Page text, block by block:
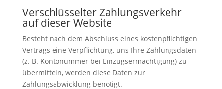
Verschlüsselter Zahlungsverkehr
auf dieser Website
Besteht nach dem Abschluss eines kostenpflichtigen
Vertrags eine Verpflichtung, uns Ihre Zahlungsdaten
(z. B. Kontonummer bei Einzugsermächtigung) zu
übermitteln, werden diese Daten zur
Zahlungsabwicklung benötigt.